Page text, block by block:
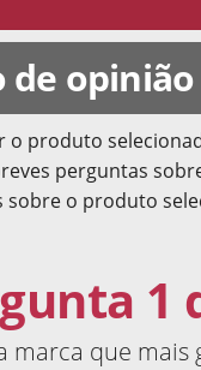
o produto
perguntas
sobre o produto
1
marca que mais